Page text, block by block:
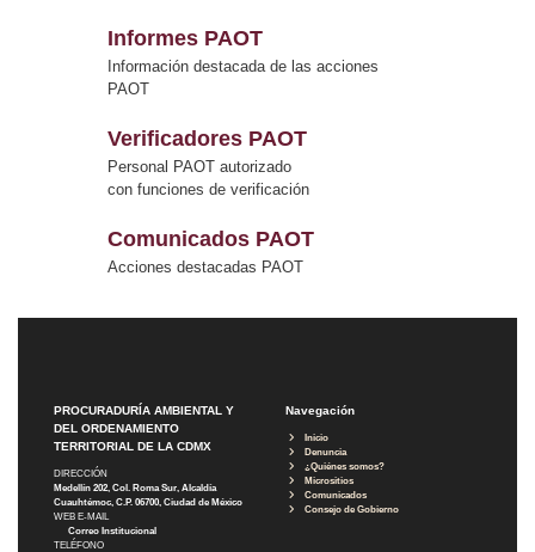
Informes PAOT
Información destacada de las acciones
PAOT
Verificadores PAOT
Personal PAOT autorizado
con funciones de verificación
Comunicados PAOT
Acciones destacadas PAOT
PROCURADURÍA AMBIENTAL Y
DEL ORDENAMIENTO
TERRITORIAL DE LA CDMX
DIRECCIÓN
Medellín 202, Col. Roma Sur, Alcaldía
Cuauhtémoc, C.P. 06700, Ciudad de México
WEB E-MAIL
Correo Institucional
TELÉFONO
Navegación
Inicio
Denuncia
¿Quiénes somos?
Micrositios
Comunicados
Consejo de Gobierno